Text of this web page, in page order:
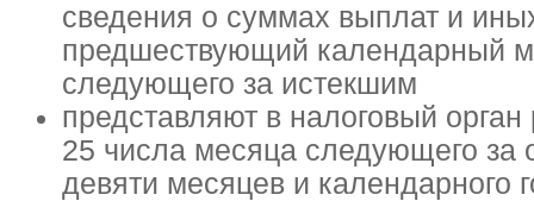
сведения о суммах выплат и
предшествующий календарный
следующего за истекшим
представляют в налоговый
25 числа месяца следующего за
девяти месяцев и календарного